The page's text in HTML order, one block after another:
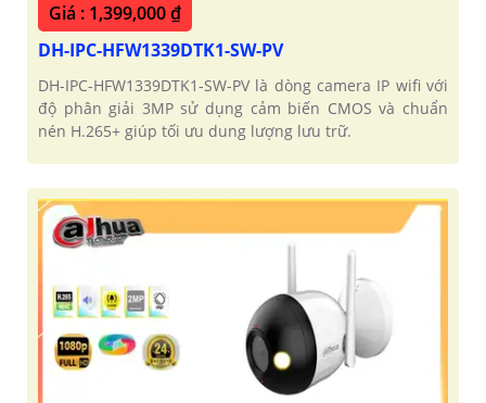
Giá : 1,399,000 ₫
DH-IPC-HFW1339DTK1-SW-PV
DH-IPC-HFW1339DTK1-SW-PV là dòng camera IP wifi với
độ phân giải 3MP sử dụng cảm biến CMOS và chuẩn
nén H.265+ giúp tối ưu dung lượng lưu trữ.